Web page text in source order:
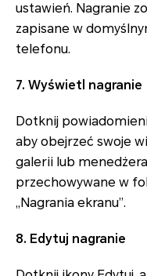
ustawień. Nagranie
zapisane w
telefonu.
7. Wyświetl nagranie
Dotknij
aby obejrzeć swoje
galerii lub
przechowywane w
„Nagrania ekranu”.
8. Edytuj nagranie